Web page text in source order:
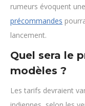
rumeurs évoquent
précommandes
lancement.
Quel sera le
modèles ?
Les tarifs devraient